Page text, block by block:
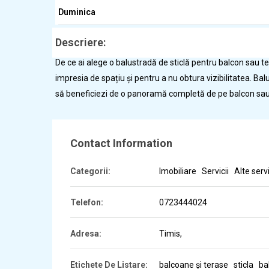
Duminica
Descriere:
De ce ai alege o balustradă de sticlă pentru balcon sau
impresia de spațiu și pentru a nu obtura vizibilitatea.
să beneficiezi de o panoramă completă de pe balcon
Contact Information
Categorii: Imobiliare Servicii Alte
Telefon: 0723444024
Adresa: Timis,
Etichete De Listare: balcoane și terase sticla